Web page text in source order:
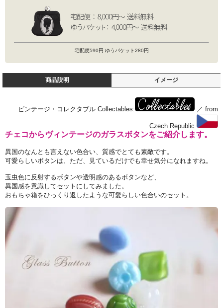
宅配便590円 ゆうパケット280円
商品説明 イメージ
ビンテージ・コレクタブル Collectables: ／ from
Czech Republic
チェコからヴィンテージのガラスボタンをご紹介します。
異国のなんとも言えない色合い、質感でとても素敵です。
可愛らしいボタンは、ただ、見ているだけでも幸せ気分になれますね。
玉虫色に反射するボタンや透明感のあるボタンなど、
異国感を意識してセットにしてみました。
おもちゃ箱をひっくり返したような可愛らしい色合いのセット。